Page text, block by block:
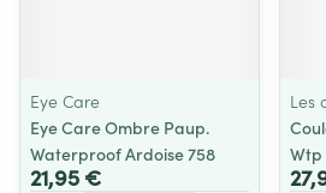
Eye Care
Eye Care Ombre Paup.
Waterproof Ardoise 758
21,95 €
Les
Wtp